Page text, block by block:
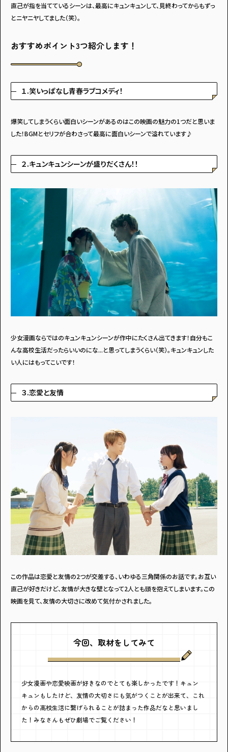
直己が指を当てているシーンは、最高にキュンキュンして、見終わってからもずっ
とニヤニヤしてました（笑）。
おすすめポイント3つ紹介します！
１.笑いっぱなし青春ラブコメディ！
爆笑してしまうくらい面白いシーンがあるのはこの映画の魅力の1つだと思いま
した！BGMとセリフが合わさって最高に面白いシーンで溢れています♪
２.キュンキュンシーンが盛りだくさん！！
少女漫画ならではのキュンキュンシーンが作中にたくさん出てきます！自分もこ
んな高校生活だったらいいのにな...と思ってしまうくらい（笑）。キュンキュンした
い人にはもってこいです！
３.恋愛と友情
この作品は恋愛と友情の2つが交差する、いわゆる三角関係のお話です。お互い
直己が好きだけど、友情が大きな壁となって2人とも頭を抱えてしまいます。この
映画を見て、友情の大切さに改めて気付かされました。
今回、取材をしてみて
少女漫画や恋愛映画が好きなのでとても楽しかったです！キュン
キュンもしたけど、友情の大切さにも気がつくことが出来て、これ
からの高校生活に繋げられることが詰まった作品だなと思いまし
た！みなさんもぜひ劇場でご覧ください！